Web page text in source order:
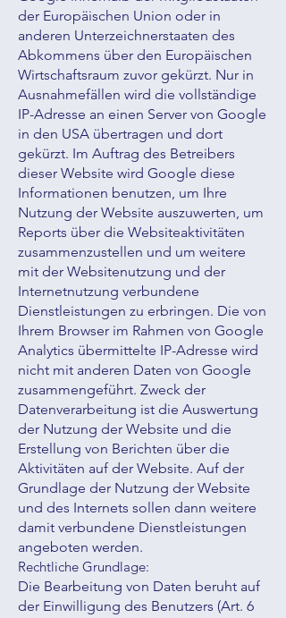
der Europäischen Union oder in
anderen Unterzeichnerstaaten des
Abkommens über den Europäischen
Wirtschaftsraum zuvor gekürzt. Nur in
Ausnahmefällen wird die vollständige
IP-Adresse an einen Server von Google
in den USA übertragen und dort
gekürzt. Im Auftrag des Betreibers
dieser Website wird Google diese
Informationen benutzen, um Ihre
Nutzung der Website auszuwerten, um
Reports über die Websiteaktivitäten
zusammenzustellen und um weitere
mit der Websitenutzung und der
Internetnutzung verbundene
Dienstleistungen zu erbringen. Die von
Ihrem Browser im Rahmen von Google
Analytics übermittelte IP-Adresse wird
nicht mit anderen Daten von Google
zusammengeführt. Zweck der
Datenverarbeitung ist die Auswertung
der Nutzung der Website und die
Erstellung von Berichten über die
Aktivitäten auf der Website. Auf der
Grundlage der Nutzung der Website
und des Internets sollen dann weitere
damit verbundene Dienstleistungen
angeboten werden.
Rechtliche Grundlage:
Die Bearbeitung von Daten beruht auf
der Einwilligung des Benutzers (Art. 6